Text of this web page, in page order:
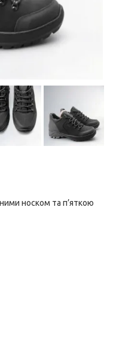
носком та п’яткою